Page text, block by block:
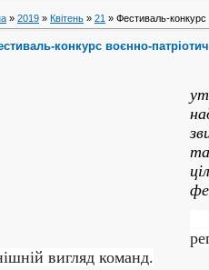
» 2019 » Квітень » 21 » Фестиваль-конкурс
конкурс воєнно-
вигляд команд.